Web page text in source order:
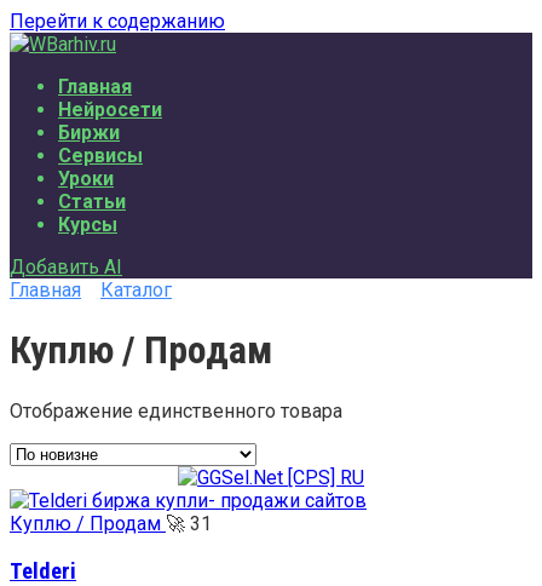
Перейти к содержанию
Главная
Нейросети
Биржи
Сервисы
Уроки
Статьи
Курсы
Добавить AI
Главная
Каталог
Куплю / Продам
Отображение единственного товара
Куплю / Продам 🚀 31
Telderi